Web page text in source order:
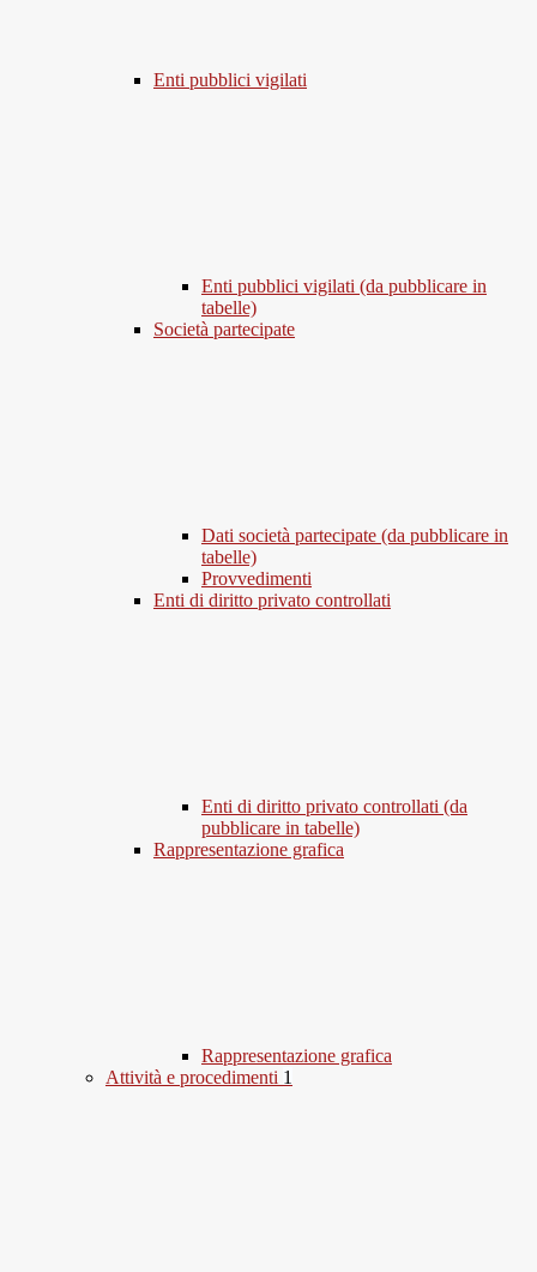
Enti pubblici vigilati
Enti pubblici vigilati (da pubblicare in
tabelle)
Società partecipate
Dati società partecipate (da pubblicare in
tabelle)
Provvedimenti
Enti di diritto privato controllati
Enti di diritto privato controllati (da
pubblicare in tabelle)
Rappresentazione grafica
Rappresentazione grafica
Attività e procedimenti 1